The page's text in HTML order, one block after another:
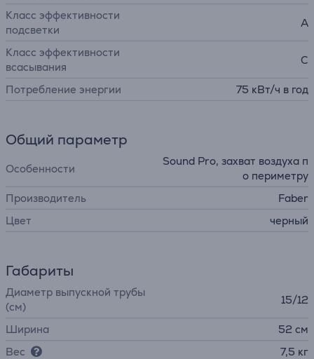
Класс эффективности
подсветки
A
Класс эффективности
всасывания
C
Потребление энергии 75 кВт/ч в год
Общий параметр
Особенности
Sound Pro, захват воздуха п
о периметру
Производитель
Faber
Цвет
черный
Габариты
Диаметр выпускной трубы
(см)
15/12
Ширина
52 см
Вес
7,5 кг